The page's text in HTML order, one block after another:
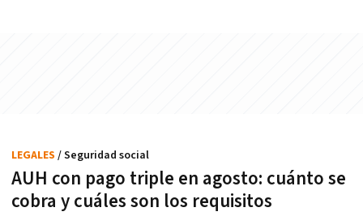
AUH con pago triple en agosto: cuánto se
cobra y cuáles son los requisitos
LEGALES / Seguridad social